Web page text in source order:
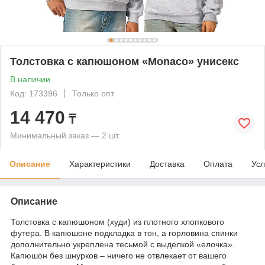
Толстовка с капюшоном «Monaco» унисекс
В наличии
Код: 173396
Только опт
14 470 ₸
Минимальный заказ — 2 шт.
Описание Характеристики Доставка Оплата
Описание
Толстовка с капюшоном (худи) из плотного хлопкового
футера. В капюшоне подкладка в тон, а горловина спинки
дополнительно укреплена тесьмой с выделкой «елочка».
Капюшон без шнурков – ничего не отвлекает от вашего